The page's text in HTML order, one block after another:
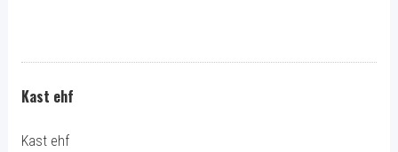
Kast ehf
Kast ehf